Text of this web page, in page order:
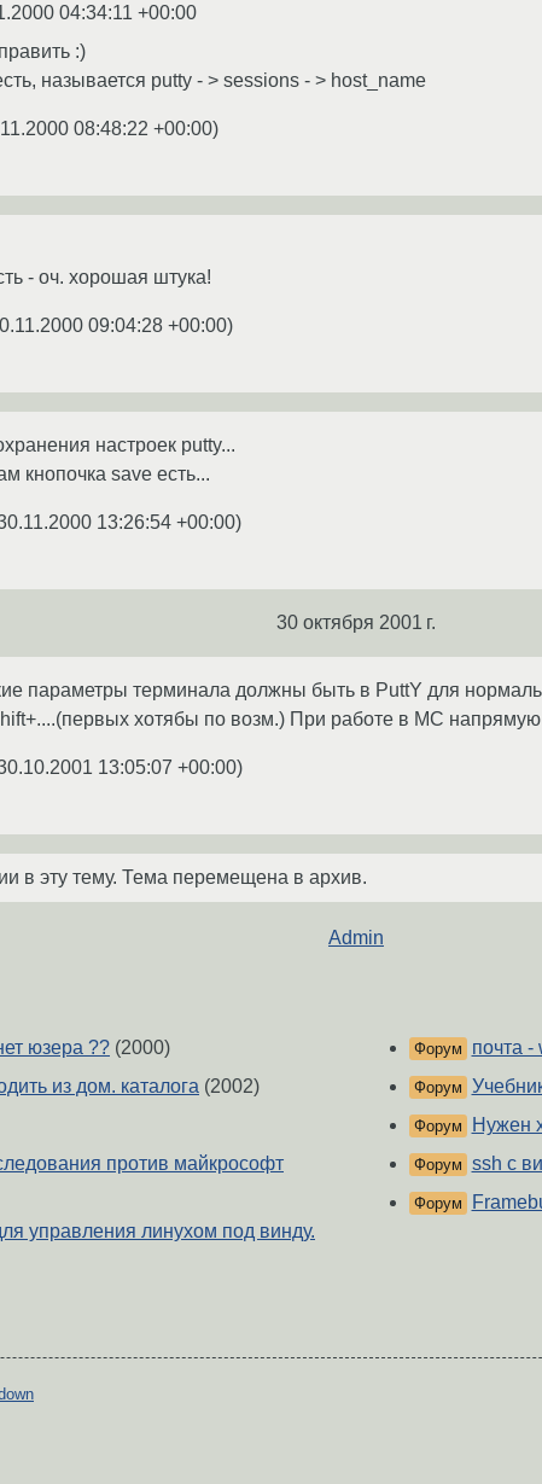
04:34:11 +00:00
:)
называется putty - > sessions - > host_name
08:48:22 +00:00)
- оч. хорошая штука!
09:04:28 +00:00)
настроек putty...
кнопочка save есть...
13:26:54 +00:00)
30 октября 2001 г.
параметры терминала должны быть в PuttY для
хотябы по возм.) При работе в MC
13:05:07 +00:00)
в эту тему. Тема перемещена в архив.
Admin
юзера ?? (2000)
из дом. каталога (2002)
против майкрософт
управления линухом под винду.
Форум почта -
Форум
Форум Нужен
Форум ssh c
Форум